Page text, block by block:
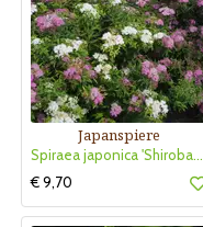
Japanspiere
Spiraea japonica 'Shirobana'
€ 9,70